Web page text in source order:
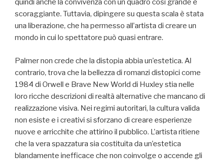
quindi anche la convivenza con un quadro così grande è
scoraggiante. Tuttavia, dipingere su questa scala è stata
una liberazione, che ha permesso all’artista di creare un
mondo in cui lo spettatore può quasi entrare.
Palmer non crede che la distopia abbia un’estetica. Al
contrario, trova che la bellezza di romanzi distopici come
1984 di Orwell e Brave New World di Huxley stia nelle
loro ricche descrizioni di realtà alternative che mancano di
realizzazione visiva. Nei regimi autoritari, la cultura valida
non esiste e i creativi si sforzano di creare esperienze
nuove e arricchite che attirino il pubblico. L’artista ritiene
che la vera spazzatura sia costituita da un’estetica
blandamente inefficace che non coinvolge o accende gli